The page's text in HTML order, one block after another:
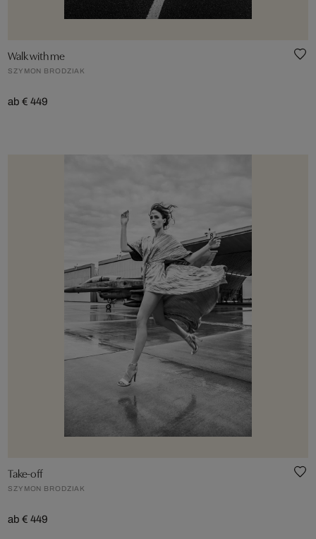
Walk with me
SZYMON BRODZIAK
ab € 449
Take-off
SZYMON BRODZIAK
ab € 449